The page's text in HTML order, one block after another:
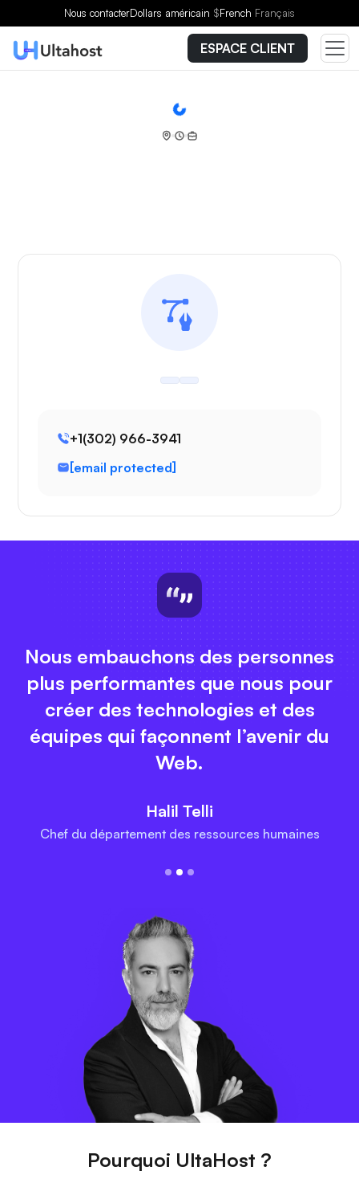
Nous contacterDollars américain $French Français
ESPACE CLIENT
+1(302) 966-3941
[email protected]
Nous embauchons des personnes
plus performantes que nous pour
créer des technologies et des
équipes qui façonnent l’avenir du
Web.
Halil Telli
Chef du département des ressources humaines
Pourquoi UltaHost ?